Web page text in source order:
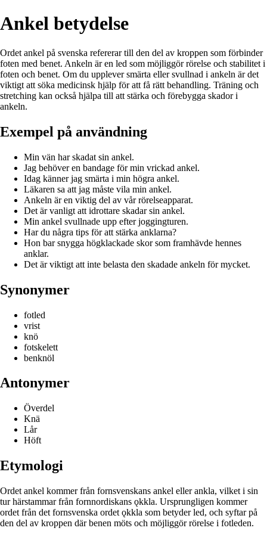
Ankel betydelse
Ordet ankel på svenska refererar till den del av kroppen som förbinder
foten med benet. Ankeln är en led som möjliggör rörelse och stabilitet i
foten och benet. Om du upplever smärta eller svullnad i ankeln är det
viktigt att söka medicinsk hjälp för att få rätt behandling. Träning och
stretching kan också hjälpa till att stärka och förebygga skador i
ankeln.
Exempel på användning
Min vän har skadat sin ankel.
Jag behöver en bandage för min vrickad ankel.
Idag känner jag smärta i min högra ankel.
Läkaren sa att jag måste vila min ankel.
Ankeln är en viktig del av vår rörelseapparat.
Det är vanligt att idrottare skadar sin ankel.
Min ankel svullnade upp efter joggingturen.
Har du några tips för att stärka anklarna?
Hon bar snygga högklackade skor som framhävde hennes
anklar.
Det är viktigt att inte belasta den skadade ankeln för mycket.
Synonymer
fotled
vrist
knö
fotskelett
benknöl
Antonymer
Överdel
Knä
Lår
Höft
Etymologi
Ordet ankel kommer från fornsvenskans ankel eller ankla, vilket i sin
tur härstammar från fornnordiskans ǫkkla. Ursprungligen kommer
ordet från det fornsvenska ordet ǫkkla som betyder led, och syftar på
den del av kroppen där benen möts och möjliggör rörelse i fotleden.